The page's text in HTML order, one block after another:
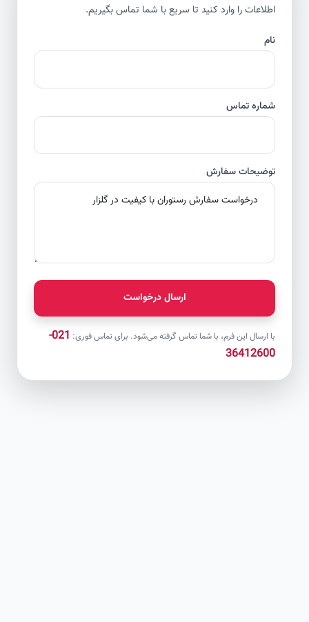
اطلاعات را وارد کنید تا سریع با شما تماس بگیریم.
شماره تماس
توضیحات سفارش
ارسال درخواست
با ارسال این فرم، با شما تماس گرفته می‌شود. برای تماس فوری:
021-
36412600